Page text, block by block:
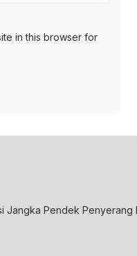
in this browser for
Jangka Pendek Penyerang